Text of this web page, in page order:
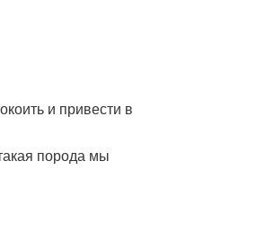
и привести в
порода мы